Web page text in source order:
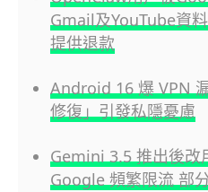
Gmail及YouTube資
提供退款
Android 16 爆 VPN
修復」引發私隱憂慮
Gemini 3.5 推出後改
Google 頻繁限流 部